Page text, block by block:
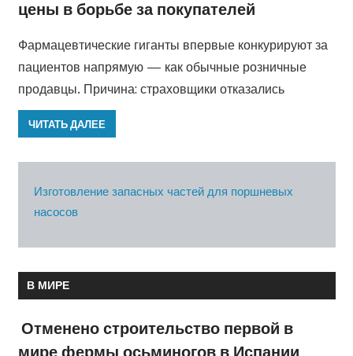
цены в борьбе за покупателей
Фармацевтические гиганты впервые конкурируют за
пациентов напрямую — как обычные розничные
продавцы. Причина: страховщики отказались
ЧИТАТЬ ДАЛЕЕ
Изготовление запасных частей для поршневых
насосов
В МИРЕ
Отменено строительство первой в
мире фермы осьминогов в Испании